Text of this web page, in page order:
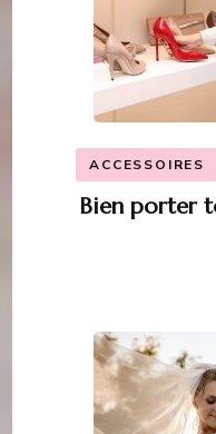
ACCESSOIRES
Bien porter